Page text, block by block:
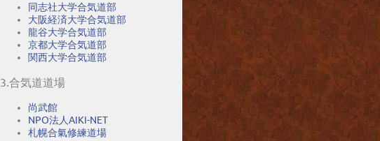
同志社大学合気道部
大阪経済大学合気道部
龍谷大学合気道部
京都大学合気道部
関西大学合気道部
3.合気道道場
尚武館
NPO法人AIKI-NET
札幌合氣修練道場